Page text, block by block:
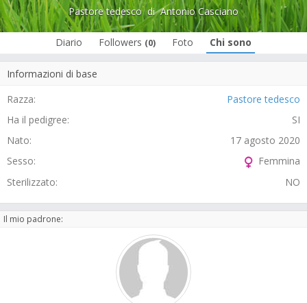
Pastore tedescodiAntonio Casciano
Diario Followers (0) Foto Chi sono
Informazioni di base
Razza:
Pastore tedesco
Ha il pedigree:
SI
Nato:
17 agosto 2020
Sesso:
Femmina
Sterilizzato:
NO
Il mio padrone: